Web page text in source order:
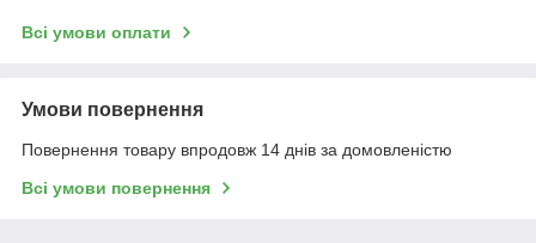
Всі умови оплати
Умови повернення
Повернення товару впродовж 14 днів за домовленістю
Всі умови повернення